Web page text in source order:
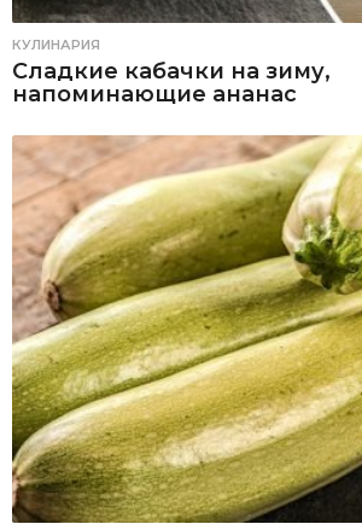
КУЛИНАРИЯ
Сладкие кабачки на зиму,
напоминающие ананас